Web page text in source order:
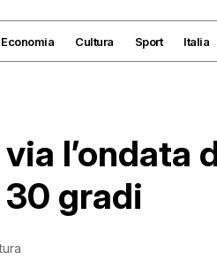
Economia Cultura Sport Italia
l’ondata
gradi